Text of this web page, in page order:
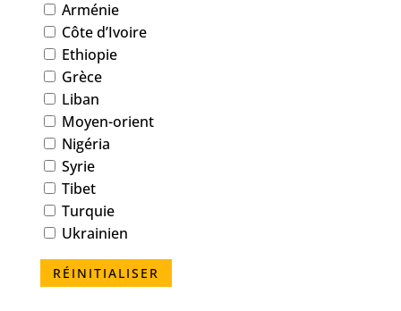
Arménie
Côte d’Ivoire
Ethiopie
Grèce
Liban
Moyen-orient
Nigéria
Syrie
Tibet
Turquie
Ukrainien
RÉINITIALISER